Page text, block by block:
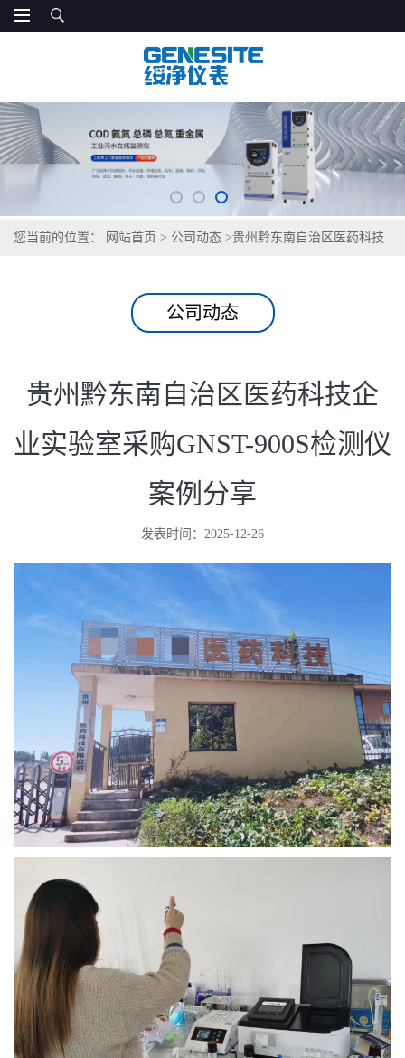
网站首页>公司动态>贵州黔东南自治区医药科技
企业实验室采购GNST-900S检测仪案例分享
贵州黔东南自治区医药科技企
业实验室采购GNST-900S检测仪
案例分享